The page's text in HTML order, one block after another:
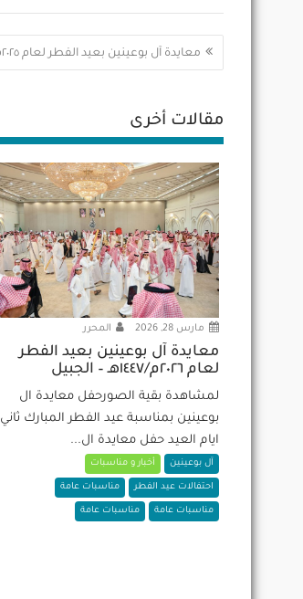
تصفّح
المقالات
معايدة آل بوعينين بعيد الفطر لعام ٢٠٢٥م/١٤٤٦هـ – الجبيل
مقالات أخرى
مارس 28, 2026 المحرر
معايدة آل بوعينين بعيد الفطر
لعام ٢٠٢٦م/١٤٤٧هـ – الجبيل
لمشاهدة بقية الصورحفل معايدة ال
بوعينين بمناسبة عيد الفطر المبارك ثاني
ايام العيد حفل معايدة ال...
آل بوعينين أخبار و مناسبات
احتفالات عيد الفطر مناسبات عامة
مناسبات عامة مناسبات عامة